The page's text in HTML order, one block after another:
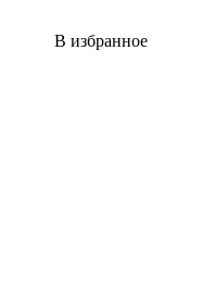
В избранное